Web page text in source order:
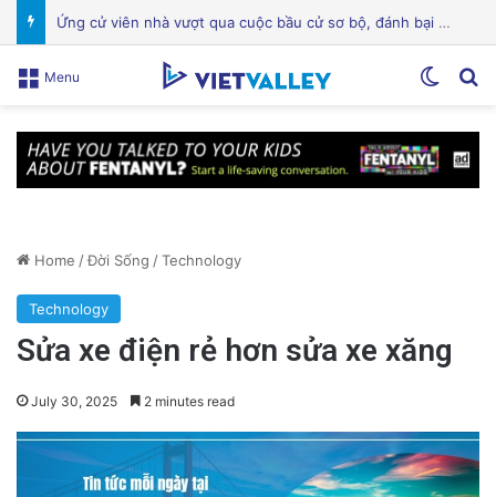
Một địa điểm thứ hai ở trung tâm San Jose đóng cửa giữa cuộc chiến giấy phép
Menu
Home /Đời Sống /Technology
Technology
Sửa xe điện rẻ hơn sửa xe xăng
July 30, 2025 2 minutes read